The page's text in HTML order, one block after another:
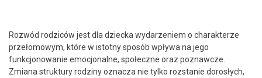
Rozwód rodziców jest dla dziecka wydarzeniem o charakterze
przełomowym, które w istotny sposób wpływa na jego
funkcjonowanie emocjonalne, społeczne oraz poznawcze.
Zmiana struktury rodziny oznacza nie tylko rozstanie dorosłych,